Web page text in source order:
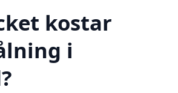
kostar
i